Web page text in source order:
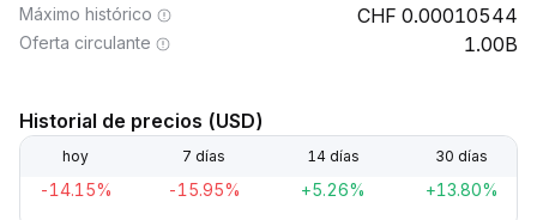
Máximo histórico 0.00010544
Oferta circulante 1.00B
Historial de precios (USD)
hoy 7 días 14 días 30 días
-14.15% -15.95% +5.26% +13.80%